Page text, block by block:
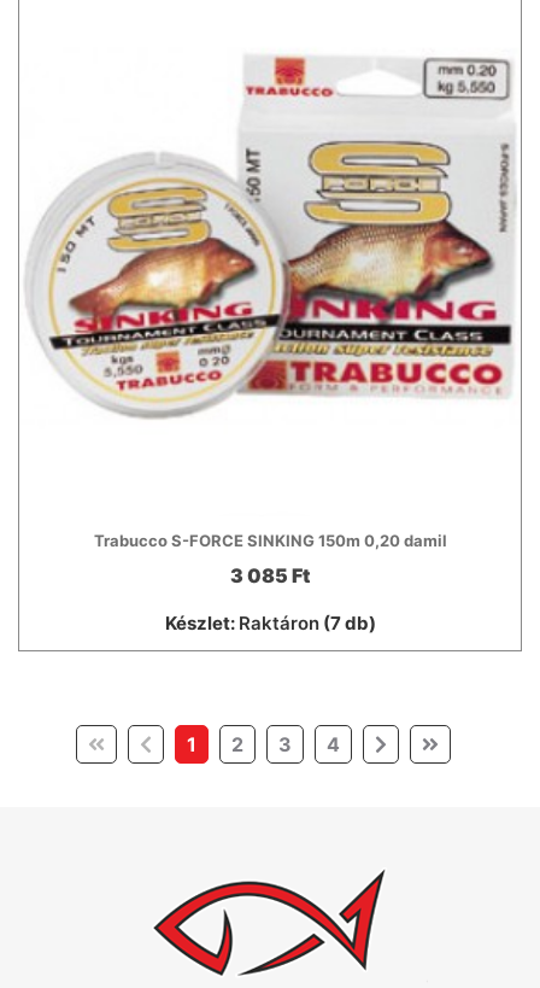
Trabucco S-FORCE SINKING 150m 0,20 damil
3 085 Ft
Készlet: Raktáron(7 db)
1 (current)
2 3 4